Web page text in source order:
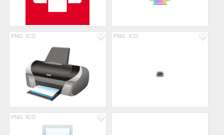
PNG ICO PNG ICO
PNG ICO